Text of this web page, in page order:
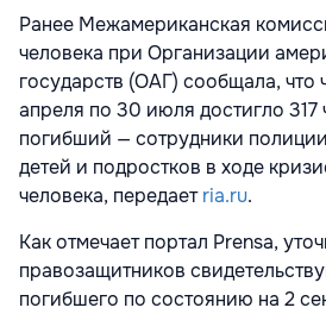
Ранее Межамериканская
человека при Организации
государств (ОАГ) сообщала, что
апреля по 30 июля достигло 317
погибший — сотрудники
детей и подростков в ходе
человека, передаетria.ru.
Как отмечает портал Prensa,
правозащитников
погибшего по состоянию на 2